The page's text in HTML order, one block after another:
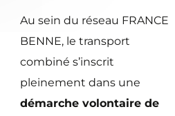
Au sein du réseau FRANCE
BENNE, le transport
combiné s’inscrit
pleinement dans une
démarche volontaire de